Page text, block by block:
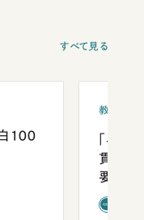
すべて見る
100
教育
「早
貫校へ
要だっ